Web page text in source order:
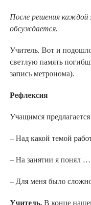
После решения каждой
обсуждается.
Учитель. Вот и
светлую память
запись метронома).
Рефлексия
Учащимся
– Над какой темой
– На занятии я понял …
– Для меня было
Учитель. В конце